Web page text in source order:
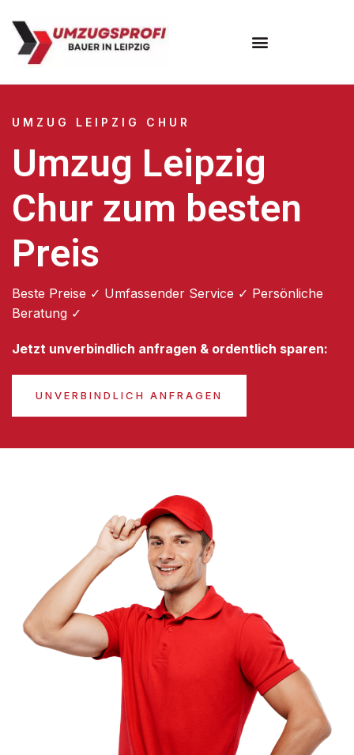
UMZUG LEIPZIG CHUR
Umzug Leipzig
Chur zum besten
Preis
Beste Preise ✓ Umfassender Service ✓ Persönliche
Beratung ✓
Jetzt unverbindlich anfragen & ordentlich sparen:
UNVERBINDLICH ANFRAGEN